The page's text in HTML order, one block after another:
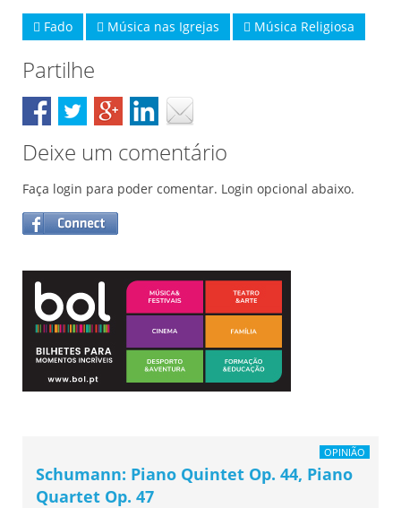
Fado Música nas Igrejas Música Religiosa
Partilhe
Deixe um comentário
Faça login para poder comentar. Login opcional abaixo.
OPINIÃO
Schumann: Piano Quintet Op. 44, Piano
Quartet Op. 47